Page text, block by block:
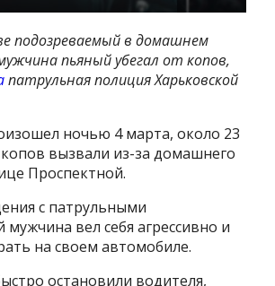
подозреваемый в домашнем
пьяный убегал от копов,
патрульная полиция Харьковской
ночью 4 марта, около 23
копов вызвали из-за домашнего
Проспектной.
с патрульными
вел себя агрессивно и
на своем автомобиле.
остановили водителя,